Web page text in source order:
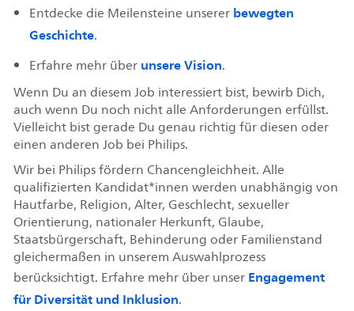
Entdecke die Meilensteine unsererbewegten
Geschichte.
Erfahre mehr überunsere Vision.
Wenn Du an diesem Job interessiert bist, bewirb Dich,
auch wenn Du noch nicht alle Anforderungen erfüllst.
Vielleicht bist gerade Du genau richtig für diesen oder
einen anderen Job bei Philips.
Wir bei Philips fördern Chancengleichheit. Alle
qualifizierten Kandidat*innen werden unabhängig von
Hautfarbe, Religion, Alter, Geschlecht, sexueller
Orientierung, nationaler Herkunft, Glaube,
Staatsbürgerschaft, Behinderung oder Familienstand
gleichermaßen in unserem Auswahlprozess
berücksichtigt. Erfahre mehr über unserEngagement
für Diversität und Inklusion.